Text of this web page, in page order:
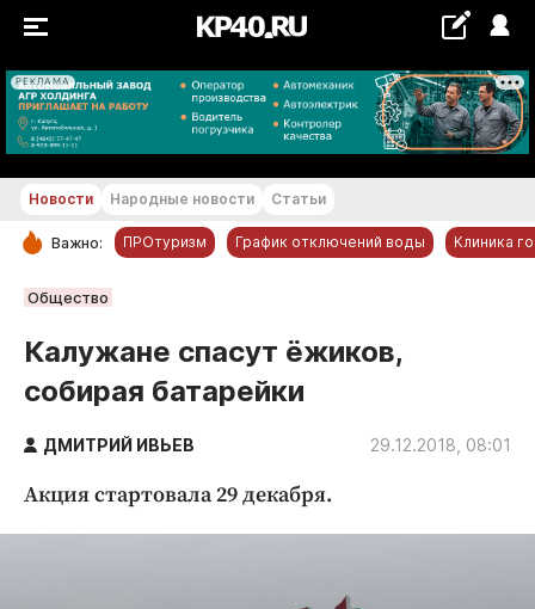
РЕКЛАМА
+29...+30 °С
РУБРИКИ
Новости компаний
Статьи
Народные новости
Благоустройство
Новости Народные новости Статьи
Важно: ПРОтуризм График отключений воды Клиника
Общество
Калужане спасут ёжиков,
собирая батарейки
ДМИТРИЙ ИВЬЕВ 29.12.2018, 08:01
Акция стартовала 29 декабря.